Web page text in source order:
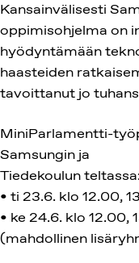
Kansainvälisesti
oppimisohjelma on
hyödyntämään
haasteiden
tavoittanut jo
MiniParlamentti-
Samsungin ja
Tiedekoulun
• ti 23.6. klo 12.00,
• ke 24.6. klo 12.00,
(mahdollinen